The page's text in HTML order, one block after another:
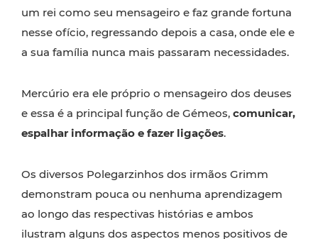
um rei como seu mensageiro e faz grande fortuna
nesse ofício, regressando depois a casa, onde ele e
a sua família nunca mais passaram necessidades.
Mercúrio era ele próprio o mensageiro dos deuses
e essa é a principal função de Gémeos, comunicar,
espalhar informação e fazer ligações.
Os diversos Polegarzinhos dos irmãos Grimm
demonstram pouca ou nenhuma aprendizagem
ao longo das respectivas histórias e ambos
ilustram alguns dos aspectos menos positivos de